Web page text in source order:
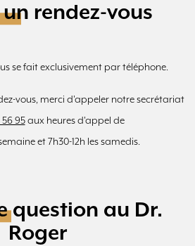
rendez-vous
se fait exclusivement par téléphone.
vous, merci d'appeler notre secrétariat
56 95aux heures d'appel de
et 7h30-12h les samedis.
question au Dr.
Roger